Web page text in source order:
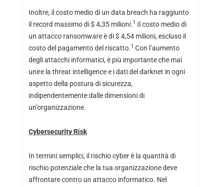
Inoltre, il costo medio di un data breach ha raggiunto
il record massimo di $ 4,35 milioni.1 Il costo medio di
un attacco ransomware è di $ 4,54 milioni, escluso il
costo del pagamento del riscatto.1 Con l’aumento
degli attacchi informatici, è più importante che mai
unire la threat intelligence e i dati del darknet in ogni
aspetto della postura di sicurezza,
indipendentemente dalle dimensioni di
un’organizzazione.
Cybersecurity Risk
In termini semplici, il rischio cyber è la quantità di
rischio potenziale che la tua organizzazione deve
affrontare contro un attacco informatico. Nel